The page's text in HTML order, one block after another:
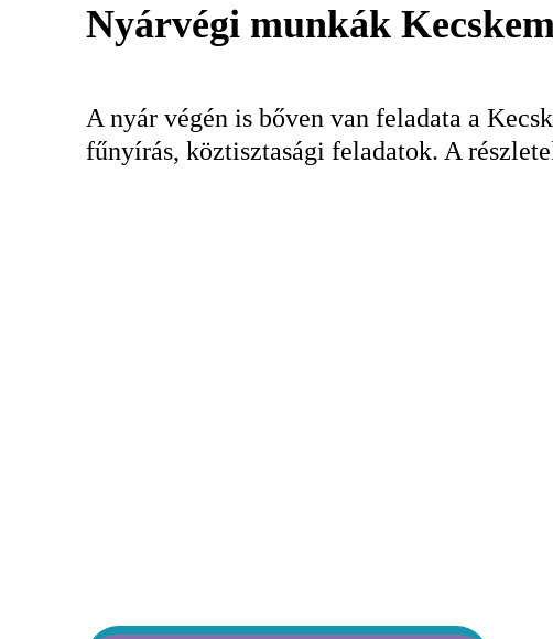
Nyárvégi munkák
A nyár végén is bőven van feladata a
fűnyírás, köztisztasági feladatok. A